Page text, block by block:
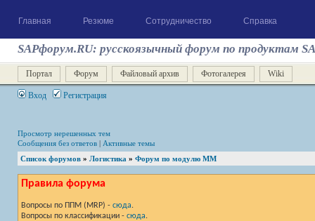
Главная Резюме Сотрудничество Справка
SAPфорум.RU: русскоязычный форум по продуктам
Портал Форум Файловый архив Фотогалерея Wiki
Вход Регистрация
Просмотр нерешенных тем
Сообщения без ответов | Активные темы
Список форумов » Логистика » Форум по модулю ММ
Правила форума
Вопросы по ППМ (MRP) - сюда.
Вопросы по классификации - сюда.